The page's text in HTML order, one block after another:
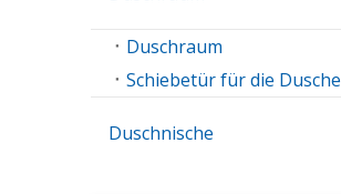
Duschraum
Schiebetür für die Dusche
Duschnische